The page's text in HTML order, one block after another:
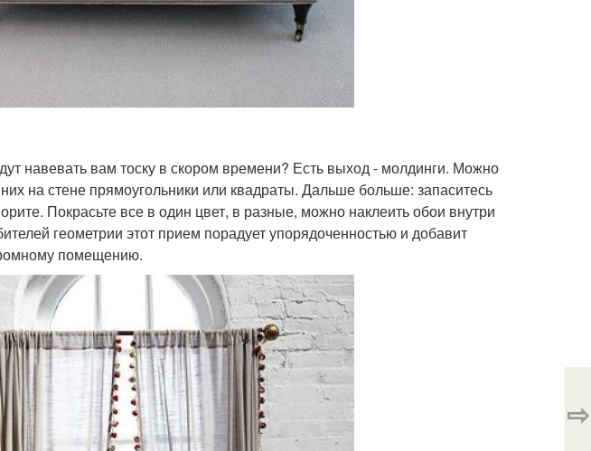
навевать вам тоску в скором времени? Есть выход - молдинги. Можно
на стене прямоугольники или квадраты. Дальше больше: запаситесь
Покрасьте все в один цвет, в разные, можно наклеить обои внутри
геометрии этот прием порадует упорядоченностью и добавит
помещению.
⇨